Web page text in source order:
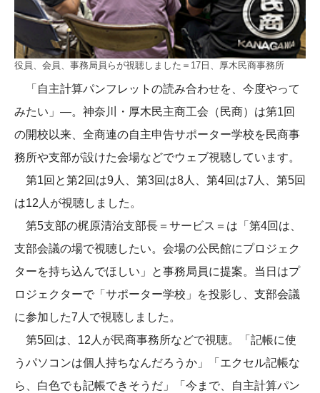
役員、会員、事務局員らが視聴しました＝17日、厚木民商事務所
「自主計算パンフレットの読み合わせを、今度やって
みたい」―。神奈川・厚木民主商工会（民商）は第1回
の開校以来、全商連の自主申告サポーター学校を民商事
務所や支部が設けた会場などでウェブ視聴しています。
第1回と第2回は9人、第3回は8人、第4回は7人、第5回
は12人が視聴しました。
第5支部の梶原清治支部長＝サービス＝は「第4回は、
支部会議の場で視聴したい。会場の公民館にプロジェク
ターを持ち込んでほしい」と事務局員に提案。当日はプ
ロジェクターで「サポーター学校」を投影し、支部会議
に参加した7人で視聴しました。
第5回は、12人が民商事務所などで視聴。「記帳に使
うパソコンは個人持ちなんだろうか」「エクセル記帳な
ら、白色でも記帳できそうだ」「今まで、自主計算パン